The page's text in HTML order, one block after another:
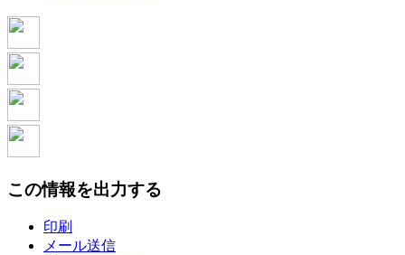
この情報を出力する
印刷
メール送信